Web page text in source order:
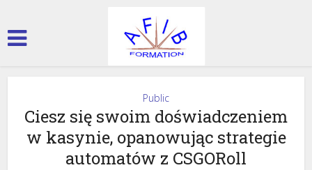
Public
Ciesz się swoim doświadczeniem
w kasynie, opanowując strategie
automatów z CSGORoll